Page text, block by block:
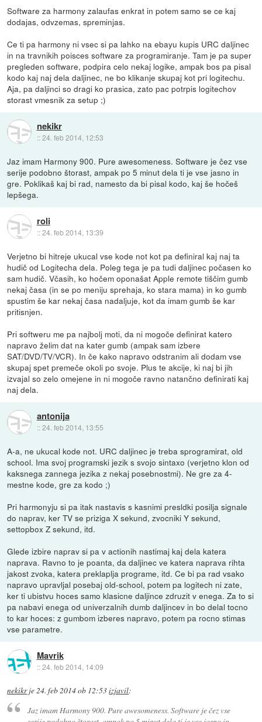
Software za harmony zalaufas enkrat in potem samo se ce kaj
dodajas, odvzemas, spreminjas.
Ce ti pa harmony ni vsec si pa lahko na ebayu kupis URC daljinec
in na travnikih poisces software za programiranje. Tam je pa super
pregleden software, podpira celo nekaj logike, ampak bos pa pisal
kodo kaj naj dela daljinec, ne bo klikanje skupaj kot pri logitechu.
Aja, pa daljinci so dragi ko prasica, zato pac potrpis logitechov
storast vmesnik za setup ;)
nekikr
::24. feb 2014, 12:53
Jaz imam Harmony 900. Pure awesomeness. Software je čez vse
serije podobno štorast, ampak po 5 minut dela ti je vse jasno in
gre. Poklikaš kaj bi rad, namesto da bi pisal kodo, kaj še hočeš
lepšega.
roli
::24. feb 2014, 13:39
Verjetno bi hitreje ukucal vse kode not kot pa definiral kaj naj ta
hudič od Logitecha dela. Poleg tega je pa tudi daljinec počasen ko
sam hudič. Včasih, ko hočem oponašat Apple remote tiščim gumb
nekaj časa (in se po meniju sprehaja, ko stara mama) in ko gumb
spustim še kar nekaj časa nadaljuje, kot da imam gumb še kar
pritisnjen.
Pri softweru me pa najbolj moti, da ni mogoče definirat katero
napravo želim dat na kater gumb (ampak sam izbere
SAT/DVD/TV/VCR). In če kako napravo odstranim ali dodam vse
skupaj spet premeče okoli po svoje. Plus te akcije, ki naj bi jih
izvajal so zelo omejene in ni mogoče ravno natančno definirati kaj
naj dela.
antonija
::24. feb 2014, 13:55
A-a, ne ukucal kode not. URC daljinec je treba sprogramirat, old
school. Ima svoj programski jezik s svojo sintaxo (verjetno klon od
kaksnega zannega jezika z nekaj posebnostmi). Ne gre za 4-
mestne kode, gre za kodo ;)
Pri harmonyju si pa itak nastavis s kasnimi presldki posilja signale
do naprav, ker TV se priziga X sekund, zvocniki Y sekund,
settopbox Z sekund, itd.
Glede izbire naprav si pa v actionih nastimaj kaj dela katera
naprava. Ravno to je poanta, da daljinec ve katera naprava rihta
jakost zvoka, katera preklaplja programe, itd. Ce bi pa rad vsako
napravo upravljal posebaj old-school, potem pa logitech ni zate,
ker ti ubistvu hoces samo klasicne daljince zdruzit v enega. Za to si
pa nabavi enega od univerzalnih dumb daljincev in bo delal tocno
to kar hoces: z gumbom izberes napravo, potem pa rocno stimas
vse parametre.
Mavrik
::24. feb 2014, 14:09
nekikrje24. feb 2014 ob 12:53izjavil:
Jaz imam Harmony 900. Pure awesomeness. Software je čez vse